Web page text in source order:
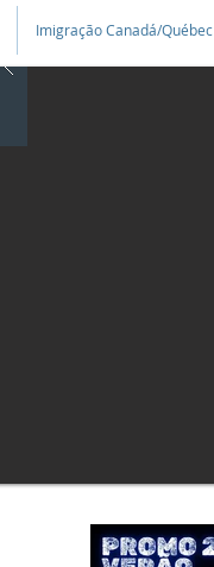
Imigração Canadá/Québec